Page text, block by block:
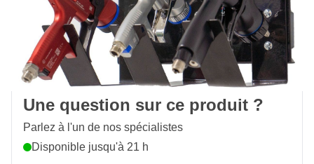
Commandez avant 23h59,expédié aujourd'hui
Livraison gratuiteavec UPS
100 joursretours & échanges
Avis des clients:
4,38/5 (5 175 critiques)
Une question sur ce produit ?
Parlez à l'un de nos spécialistes
Disponible jusqu'à 21 h